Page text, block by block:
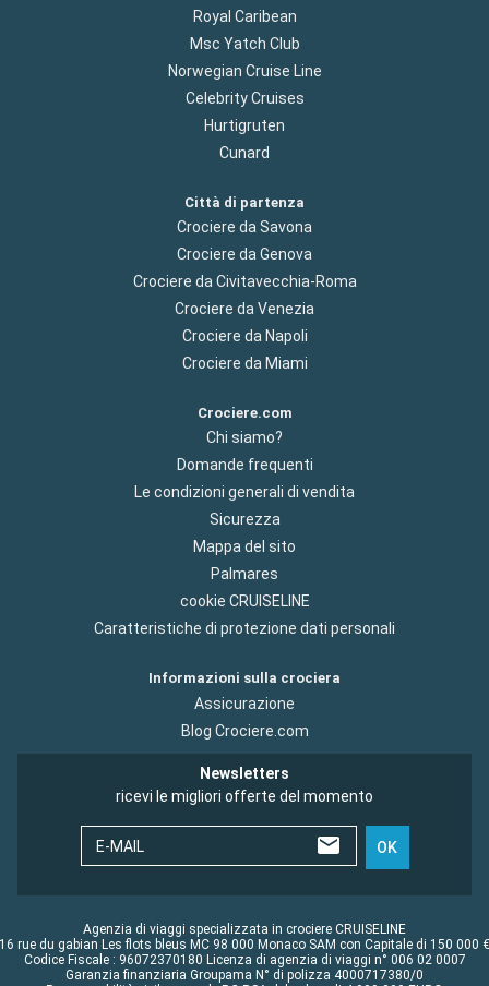
Royal Caribean
Msc Yatch Club
Norwegian Cruise Line
Celebrity Cruises
Hurtigruten
Cunard
Città di partenza
Crociere da Savona
Crociere da Genova
Crociere da Civitavecchia-Roma
Crociere da Venezia
Crociere da Napoli
Crociere da Miami
Crociere.com
Chi siamo?
Domande frequenti
Le condizioni generali di vendita
Sicurezza
Mappa del sito
Palmares
cookie CRUISELINE
Caratteristiche di protezione dati personali
Informazioni sulla crociera
Assicurazione
Blog Crociere.com
Newsletters
ricevi le migliori offerte del momento
E-MAIL OK
Agenzia di viaggi specializzata in crociere CRUISELINE
16 rue du gabian Les flots bleus MC 98 000 Monaco SAM con Capitale di 150 000 €
Codice Fiscale : 96072370180 Licenza di agenzia di viaggi n° 006 02 0007
Garanzia finanziaria Groupama N° di polizza 4000717380/0